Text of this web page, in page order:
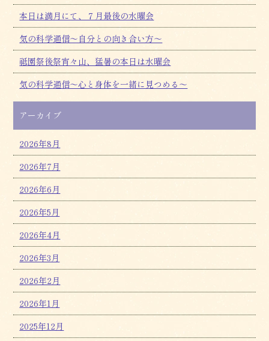
本日は満月にて、７月最後の水曜会
気の科学通信～自分との向き合い方～
祗園祭後祭宵々山、猛暑の本日は水曜会
気の科学通信～心と身体を一緒に見つめる～
アーカイブ
2026年8月
2026年7月
2026年6月
2026年5月
2026年4月
2026年3月
2026年2月
2026年1月
2025年12月